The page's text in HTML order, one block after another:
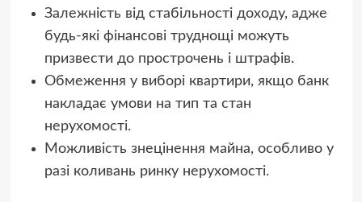
Залежність від стабільності доходу, адже
будь-які фінансові труднощі можуть
призвести до прострочень і штрафів.
Обмеження у виборі квартири, якщо банк
накладає умови на тип та стан
нерухомості.
Можливість знецінення майна, особливо у
разі коливань ринку нерухомості.